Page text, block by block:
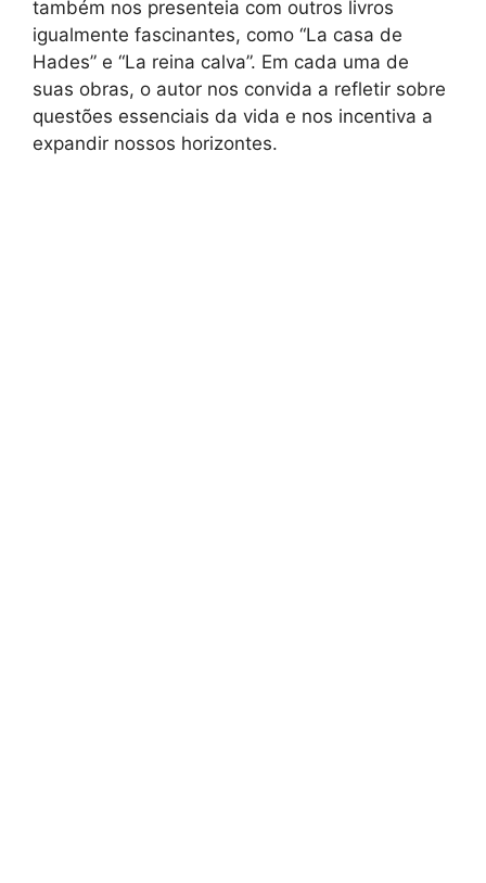
também nos presenteia com outros livros
igualmente fascinantes, como “La casa de
Hades” e “La reina calva”. Em cada uma de
suas obras, o autor nos convida a refletir sobre
questões essenciais da vida e nos incentiva a
expandir nossos horizontes.